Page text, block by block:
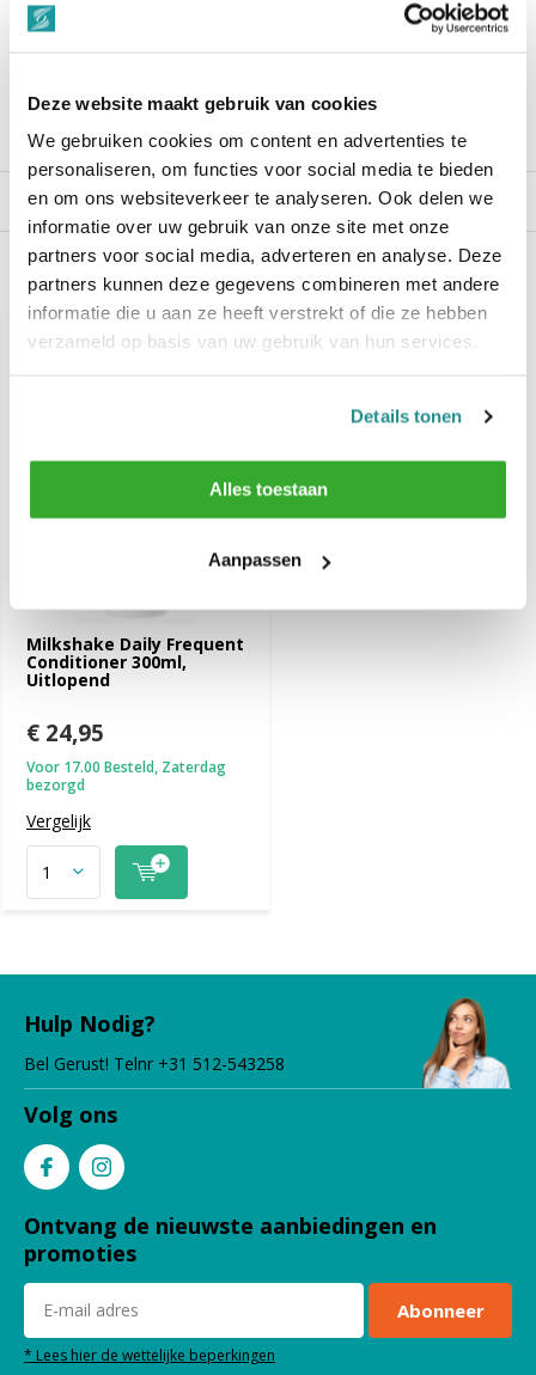
Deze website maakt gebruik van cookies
We gebruiken cookies om content en advertenties te
personaliseren, om functies voor social media te bieden
en om ons websiteverkeer te analyseren. Ook delen we
informatie over uw gebruik van onze site met onze
partners voor social media, adverteren en analyse. Deze
partners kunnen deze gegevens combineren met andere
informatie die u aan ze heeft verstrekt of die ze hebben
verzameld op basis van uw gebruik van hun services.
Details tonen
Alles toestaan
Aanpassen
Productomschrijving
Reviews
Recent bekeken
Milkshake Daily Frequent
Conditioner 300ml,
Uitlopend
€ 24,95
Voor 17.00 Besteld, Zaterdag
bezorgd
Vergelijk
Hulp Nodig?
Bel Gerust! Telnr +31 512-543258
Volg ons
Ontvang de nieuwste aanbiedingen en
promoties
Abonneer
* Lees hier de wettelijke beperkingen